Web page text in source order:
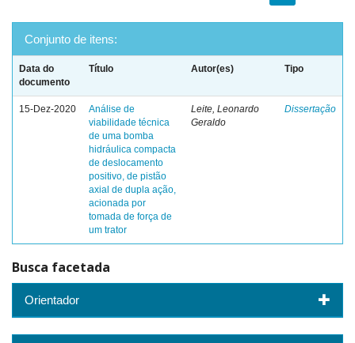
Conjunto de itens:
Data do
documento
Título Autor(es) Tipo
15-Dez-2020
Análise de
viabilidade técnica
de uma bomba
hidráulica compacta
de deslocamento
positivo, de pistão
axial de dupla ação,
acionada por
tomada de força de
um trator
Leite, Leonardo
Geraldo
Dissertação
Busca facetada
Orientador